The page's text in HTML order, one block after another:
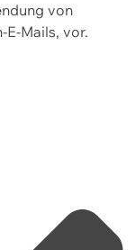
von
Mails, vor.